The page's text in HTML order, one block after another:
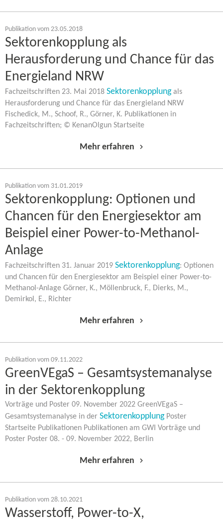
Publikation vom 23.05.2018
Sektorenkopplung als
Herausforderung und Chance für das
Energieland NRW
Fachzeitschriften 23. Mai 2018 Sektorenkopplungals
Herausforderung und Chance für das Energieland NRW
Fischedick, M., Schoof, R., Görner, K. Publikationen in
Fachzeitschriften; © KenanOlgun Startseite
Mehr erfahren
Publikation vom 31.01.2019
Sektorenkopplung: Optionen und
Chancen für den Energiesektor am
Beispiel einer Power-​to-Methanol-
Anlage
Fachzeitschriften 31. Januar 2019 Sektorenkopplung: Optionen
und Chancen für den Energiesektor am Beispiel einer Power-​to-
Methanol-Anlage Görner, K., Möllenbruck, F., Dierks, M.,
Demirkol, E., Richter
Mehr erfahren
Publikation vom 09.11.2022
GreenVEgaS – Gesamtsystemanalyse
in der Sektorenkopplung
Vorträge und Poster 09. November 2022 GreenVEgaS –
Gesamtsystemanalyse in der SektorenkopplungPoster
Startseite Publikationen Publikationen am GWI Vorträge und
Poster Poster 08. - 09. November 2022, Berlin
Mehr erfahren
Publikation vom 28.10.2021
Wasserstoff, Power-​to-X,